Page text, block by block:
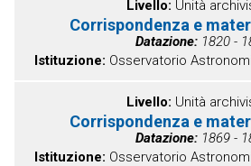
Livello Unità
Corrispondenza e
Datazione 1820 -
Istituzione Osservatorio
Livello Unità
Corrispondenza e
Datazione 1869 -
Istituzione Osservatorio